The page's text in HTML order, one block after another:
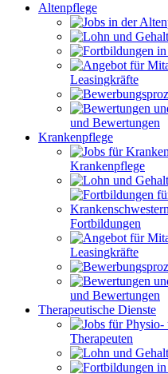
Altenpflege
Leasingkräfte
und Bewertungen
Krankenpflege
Krankenpflege
Fortbildungen
Leasingkräfte
und Bewertungen
Therapeutische Dienste
Therapeuten